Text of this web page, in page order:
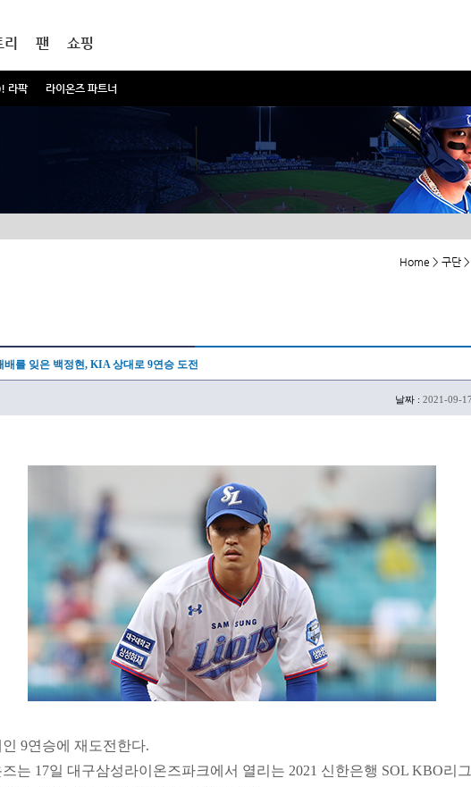
라팍 라이온즈 파트너
팬 쇼핑
Home > 구단 >
배를 잊은 백정현, KIA 상대로 9연승 도전
날짜 : 2021-09-
9연승에 재도전한다.
는 17일 대구삼성라이온즈파크에서 열리는 2021 신한은행 SOL KBO리